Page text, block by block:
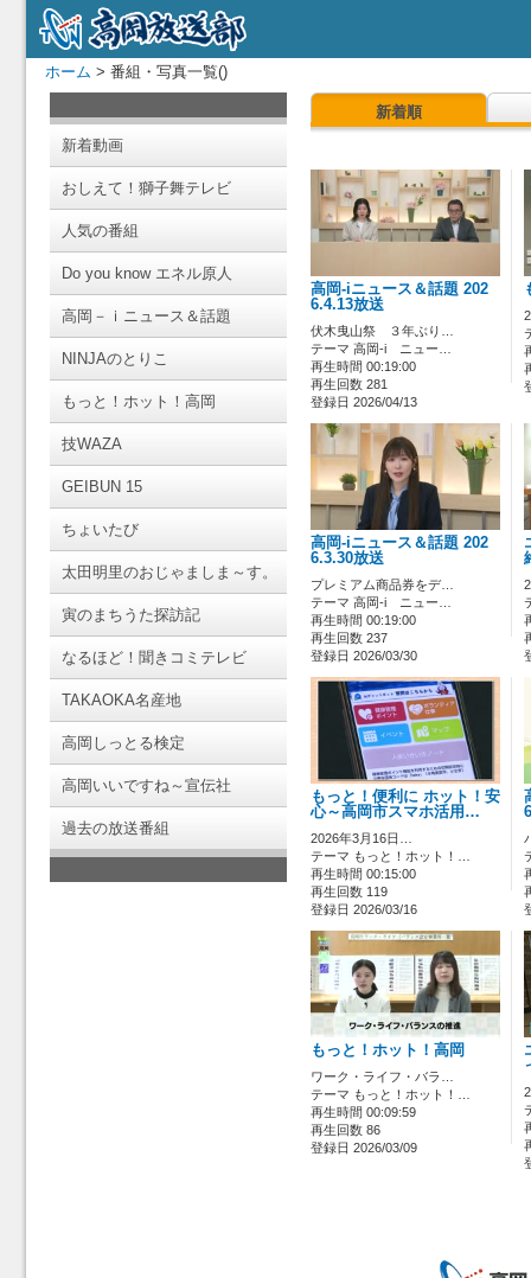
ホーム > 番組・写真一覧()
新着動画
おしえて！獅子舞テレビ
人気の番組
Do you know エネル原人
高岡－ｉニュース＆話題
NINJAのとりこ
もっと！ホット！高岡
技WAZA
GEIBUN 15
ちょいたび
太田明里のおじゃましま～す。
寅のまちうた探訪記
なるほど！聞きコミテレビ
TAKAOKA名産地
高岡しっとる検定
高岡いいですね～宣伝社
過去の放送番組
新着順
高岡-iニュース＆話題 202
6.4.13放送
伏木曳山祭 ３年ぶり…
テーマ 高岡-i ニュー…
再生時間 00:19:00
再生回数 281
登録日 2026/04/13
高岡-iニュース＆話題 202
6.3.30放送
プレミアム商品券をデ…
テーマ 高岡-i ニュー…
再生時間 00:19:00
再生回数 237
登録日 2026/03/30
もっと！便利に ホット！安
心～高岡市スマホ活用…
2026年3月16日…
テーマ もっと！ホット！…
再生時間 00:15:00
再生回数 119
登録日 2026/03/16
もっと！ホット！高岡
ワーク・ライフ・バラ…
テーマ もっと！ホット！…
再生時間 00:09:59
再生回数 86
登録日 2026/03/09